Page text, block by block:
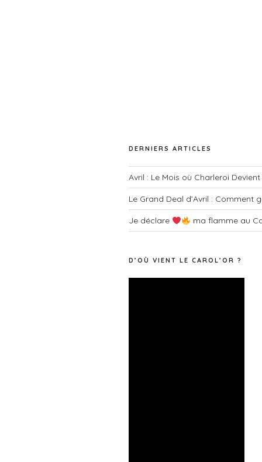
DERNIERS ARTICLES
Avril : Le Mois où Charleroi
Le Grand Deal d’Avril : Comment
Je déclare ma flamme au
D’OÙ VIENT LE CAROL’OR ?